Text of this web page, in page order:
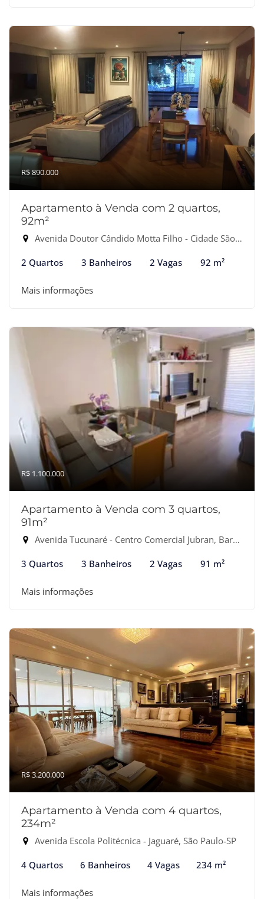
R$ 890.000
Apartamento à Venda com 2 quartos,
92m²
Avenida Doutor Cândido Motta Filho - Cidade São Francisco, São Paulo-SP
2 Quartos 3 Banheiros 2 Vagas 92 m²
Mais informações
R$ 1.100.000
Apartamento à Venda com 3 quartos,
91m²
Avenida Tucunaré - Centro Comercial Jubran, Barueri-SP
3 Quartos 3 Banheiros 2 Vagas 91 m²
Mais informações
R$ 3.200.000
Apartamento à Venda com 4 quartos,
234m²
Avenida Escola Politécnica - Jaguaré, São Paulo-SP
4 Quartos 6 Banheiros 4 Vagas 234 m²
Mais informações